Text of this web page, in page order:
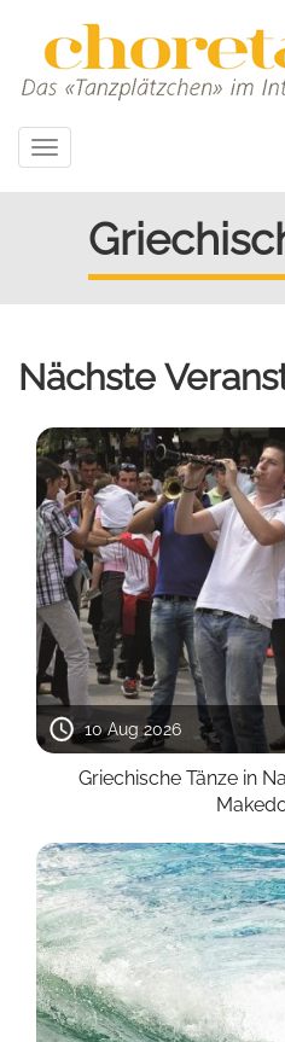
Toggle
navigation
Nächste
10 Aug 2026
Griechische Tänze in